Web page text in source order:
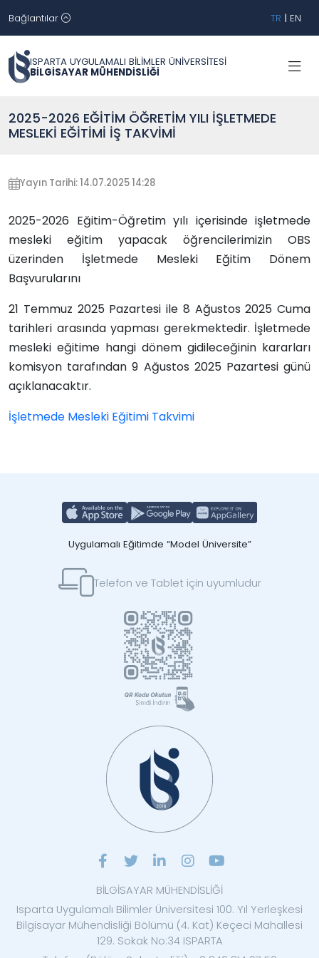
Bağlantılar TR | EN
ISPARTA UYGULAMALI BİLİMLER ÜNİVERSİTESİ
BİLGİSAYAR MÜHENDİSLİĞİ
2025-2026 EĞİTİM ÖĞRETİM YILI İŞLETMEDE
MESLEKİ EĞİTİMİ İŞ TAKVİMİ
Yayın Tarihi: 14.07.2025 14:28
2025-2026 Eğitim-Öğretim yılı içerisinde işletmede
mesleki eğitim yapacak öğrencilerimizin OBS
üzerinden İşletmede Mesleki Eğitim Dönem
Başvurularını
21 Temmuz 2025 Pazartesi ile 8 Ağustos 2025 Cuma
tarihleri arasında yapması gerekmektedir. İşletmede
mesleki eğitime hangi dönem gidileceğinin kararları
komisyon tarafından 9 Ağustos 2025 Pazartesi günü
açıklanacaktır.
İşletmede Mesleki Eğitimi Takvimi
Uygulamalı Eğitimde “Model Üniversite”
Telefon ve Tablet için uyumludur
BİLGİSAYAR MÜHENDİSLİĞİ
Isparta Uygulamalı Bilimler Üniversitesi 100. Yıl Yerleşkesi
Bilgisayar Mühendisliği Bölümü (4. Kat) Keçeci Mahallesi
129. Sokak No:34 ISPARTA